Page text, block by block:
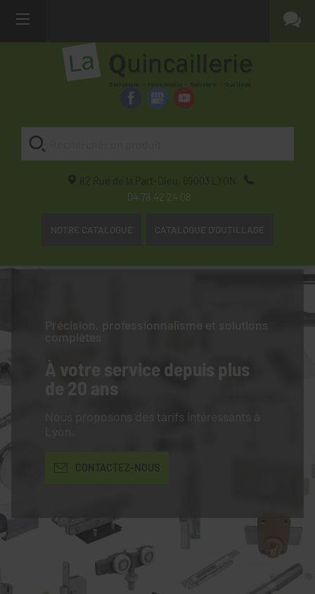
82 Rue de la Part-Dieu, 69003
LYON
04 78 42 24 08
NOTRE CATALOGUE CATALOGUE D'OUTILLAGE
Précision, professionnalisme et solutions
complètes
À votre service depuis plus
de 20 ans
Nous proposons des tarifs intéressants à
CONTACTEZ-NOUS